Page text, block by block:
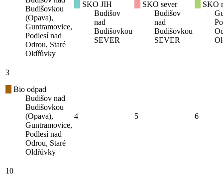
Budišovkou
(Opava),
Guntramovice,
Podlesí nad
Odrou, Staré
Oldřůvky
SKO JIH
Budišov
nad
Budišovkou
SEVER
SKO sever
Budišov
nad
Budišovkou
SEVER
SKO
3
Bio odpad
Budišov nad
Budišovkou
(Opava),
Guntramovice,
Podlesí nad
Odrou, Staré
Oldřůvky
4 5 6
10